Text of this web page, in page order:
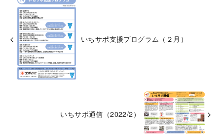
いちサポ支援プログラム（２月）
いちサポ通信（2022/2）